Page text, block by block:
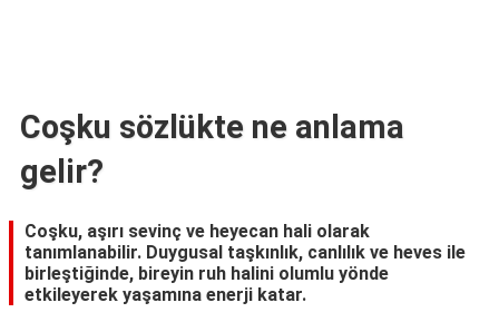
Coşku sözlükte ne anlama
gelir?
Coşku, aşırı sevinç ve heyecan hali olarak
tanımlanabilir. Duygusal taşkınlık, canlılık ve heves ile
birleştiğinde, bireyin ruh halini olumlu yönde
etkileyerek yaşamına enerji katar.